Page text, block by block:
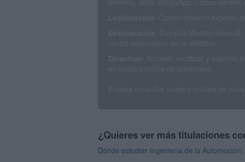
¿Quieres ver más titulaciones
Dónde estudiar Ingeniería de la